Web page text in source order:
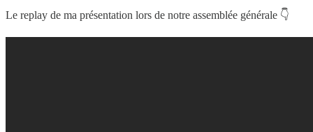
Le replay de ma présentation lors de notre assemblée générale 👇